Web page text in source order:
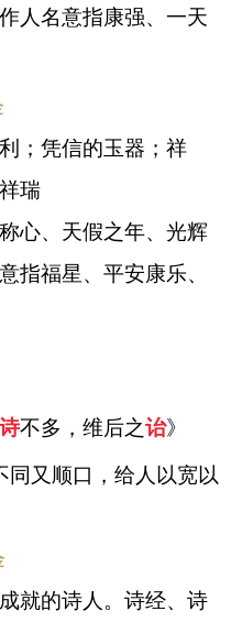
人名意指康强、一天
；凭信的玉器；祥
瑞
心、天假之年、光辉
指福星、平安康乐、
诗不多，维后之诒》
同又顺口，给人以宽以
就的诗人。诗经、诗